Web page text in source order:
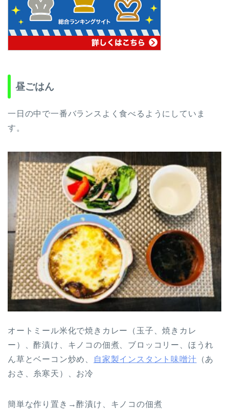
昼ごはん
一日の中で一番バランスよく食べるようにしていま
す。
オートミール米化で焼きカレー（玉子、焼きカレ
ー）、酢漬け、キノコの佃煮、ブロッコリー、ほうれ
ん草とベーコン炒め、
自家製インスタント味噌汁 （あ
おさ、糸寒天）、お冷
簡単な作り置き→酢漬け、キノコの佃煮